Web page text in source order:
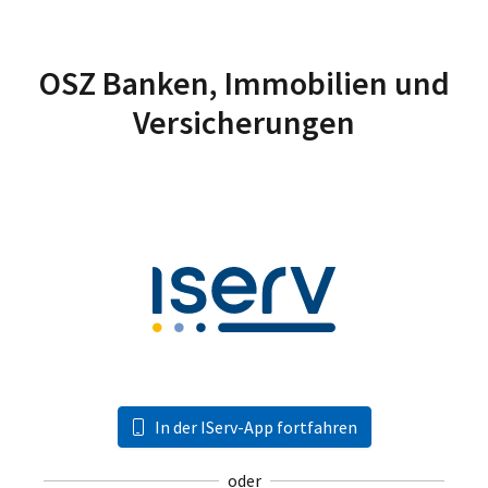
OSZ Banken, Immobilien und
Versicherungen
In der IServ-App fortfahren
oder